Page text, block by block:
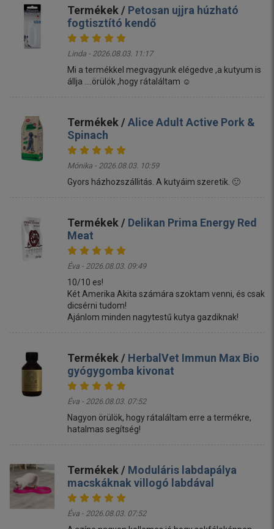
Termékek / Petosan ujjra húzható
fogtisztító kendő
Linda - 2026.08.03. 11:17
Mi a termékkel megvagyunk elégedve ,a kutyum is
állja ....örülök ,hogy rátaláltam ☺️
Termékek /Alice Adult Active Pork &
Spinach
Mónika - 2026.08.03. 10:59
Gyors házhozszállitás. A kutyáim szeretik. 🙂
Termékek / Delikan Prima Energy Red
Meat
Éva - 2026.08.03. 09:49
10/10 es!
Két Amerika Akita számára szoktam venni, és csak
dicsérni tudom!
Ajánlom minden nagytestű kutya gazdiknak!
Termékek / HerbalVet Immun Max Bio
gyógygomba kivonat
Éva - 2026.08.03. 07:52
Nagyon örülök, hogy rátaláltam erre a termékre,
hatalmas segítség!
Termékek / Moduláris labdapálya
macskáknak villogó labdával
Éva - 2026.08.03. 07:52